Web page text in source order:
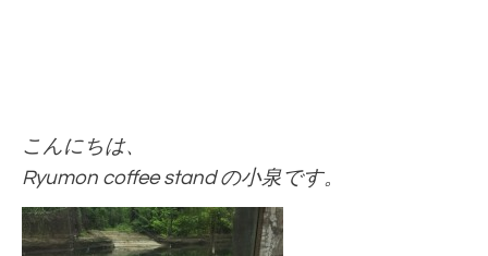
こんにちは、
Ryumon coffee stand の小泉です。